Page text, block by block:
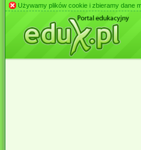
Używamy plików cookie i zbieramy dane